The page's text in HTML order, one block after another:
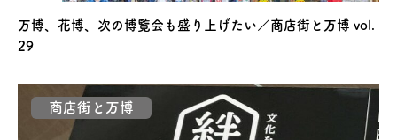
万博、花博、次の博覧会も盛り上げたい／商店街と万博 vol.
29
商店街と万博